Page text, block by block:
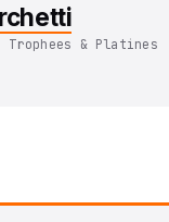
& Platines